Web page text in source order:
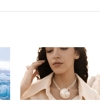
нападении в Чехии
для Белгородской
21:56The Atlantic: Маск
Украине в
Starlink для
вглубь РФ